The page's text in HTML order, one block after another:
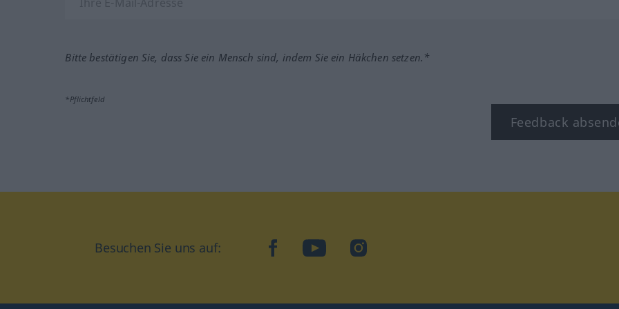
Bitte bestätigen Sie, dass Sie ein Mensch sind, indem Sie ein Häkchen setzen.*
*Pflichtfeld
Feedback
Besuchen Sie uns auf: facebookYouTubeInstagram